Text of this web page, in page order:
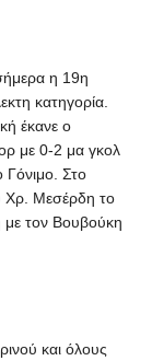
η 19η
κατηγορία.
έκανε ο
με 0-2 μα γκολ
Στο
Χρ. Μεσέρδη το
με τον Βουβούκη
και όλους